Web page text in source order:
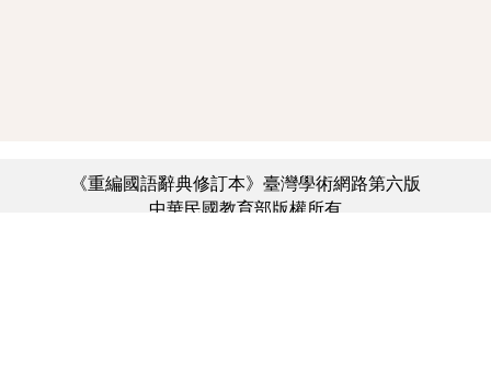
《重編國語辭典修訂本》臺灣學術網路第六版
中華民國教育部版權所有